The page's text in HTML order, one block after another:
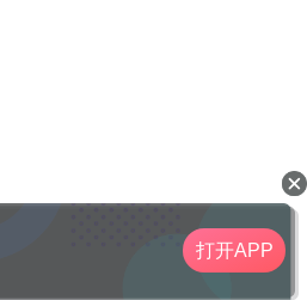
打开APP